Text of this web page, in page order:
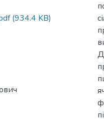
(934.4 KB)